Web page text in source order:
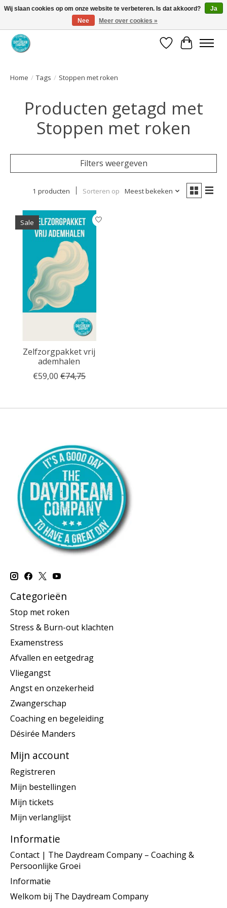
Coaching via download. Effectief en voordelig.
Verlanglijst
Home / Tags / Stoppen met roken
Producten getagd met
Stoppen met roken
Filters weergeven
1 producten Sorteren op Meest bekeken
Sale
Zelfzorgpakket vrij
ademhalen
€59,00 €74,75
Categorieën
Stop met roken
Stress & Burn-out klachten
Examenstress
Afvallen en eetgedrag
Vliegangst
Angst en onzekerheid
Zwangerschap
Coaching en begeleiding
Désirée Manders
Mijn account
Registreren
Mijn bestellingen
Mijn tickets
Mijn verlanglijst
Informatie
Contact | The Daydream Company – Coaching &
Persoonlijke Groei
Informatie
Welkom bij The Daydream Company
Wij slaan cookies op om onze website te verbeteren. Is dat akkoord?
Ja
Nee
Meer over cookies »